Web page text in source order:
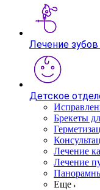
Лечение
Детское
Брекеты
Лечение
Лечение
Еще